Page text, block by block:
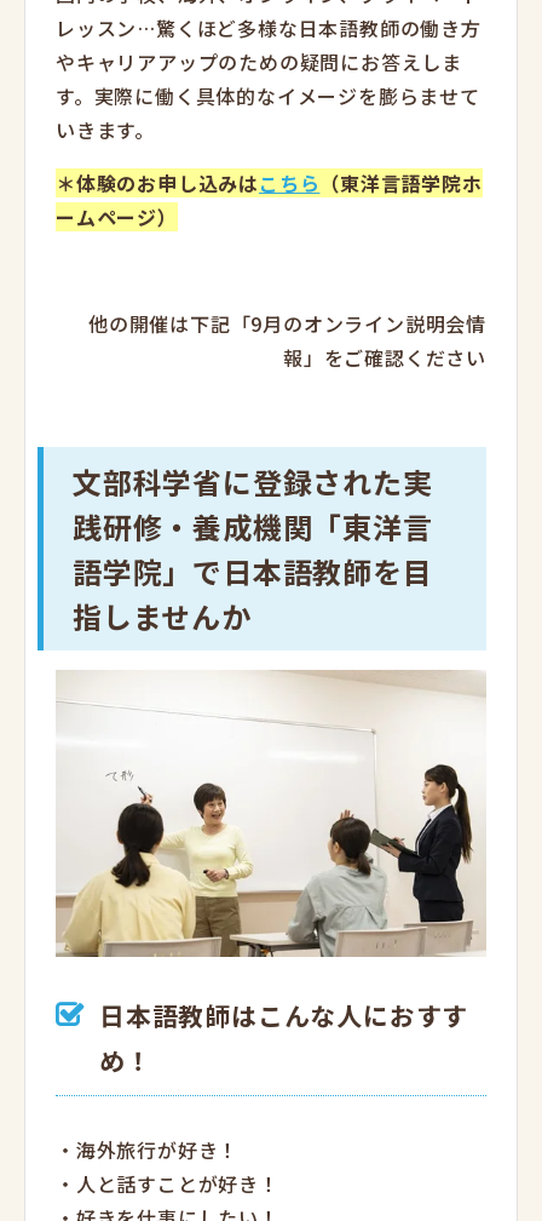
レッスン…驚くほど多様な日本語教師の働き方
やキャリアアップのための疑問にお答えしま
す。実際に働く具体的なイメージを膨らませて
いきます。
＊体験のお申し込みはこちら （東洋言語学院ホ
ームページ）
他の開催は下記「9月のオンライン説明会情
報」をご確認ください
文部科学省に登録された実
践研修・養成機関「東洋言
語学院」で日本語教師を目
指しませんか
日本語教師はこんな人におすす
め！
・海外旅行が好き！
・人と話すことが好き！